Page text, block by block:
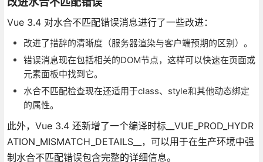
Vue 3.4 对水合不匹配错误消息进行了一些改进：
改进了措辞的清晰度（服务器渲染与客户端预期的区别）。
错误消息现在包括相关的DOM节点，这样可以快速在页面或
元素面板中找到它。
水合不匹配检查现在还适用于class、style和其他动态绑定
的属性。
此外，Vue 3.4 还新增了一个编译时标__VUE_PROD_HYDR
ATION_MISMATCH_DETAILS__，可以用于在生产环境中强
制水合不匹配错误包含完整的详细信息。